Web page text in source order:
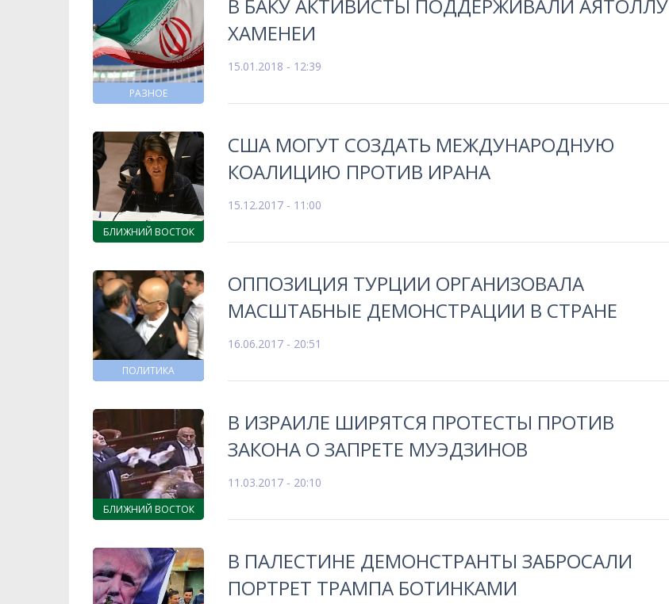
РАЗНОЕ
В БАКУ АКТИВИСТЫ ПОДДЕРЖИВАЛИ АЯТОЛЛУ
ХАМЕНЕИ
15.01.2018 - 12:39
БЛИЖНИЙ ВОСТОК
США МОГУТ СОЗДАТЬ МЕЖДУНАРОДНУЮ
КОАЛИЦИЮ ПРОТИВ ИРАНА
15.12.2017 - 11:00
ПОЛИТИКА
ОППОЗИЦИЯ ТУРЦИИ ОРГАНИЗОВАЛА
МАСШТАБНЫЕ ДЕМОНСТРАЦИИ В СТРАНЕ
16.06.2017 - 20:51
БЛИЖНИЙ ВОСТОК
В ИЗРАИЛЕ ШИРЯТСЯ ПРОТЕСТЫ ПРОТИВ
ЗАКОНА О ЗАПРЕТЕ МУЭДЗИНОВ
11.03.2017 - 20:10
В ПАЛЕСТИНЕ ДЕМОНСТРАНТЫ ЗАБРОСАЛИ
ПОРТРЕТ ТРАМПА БОТИНКАМИ